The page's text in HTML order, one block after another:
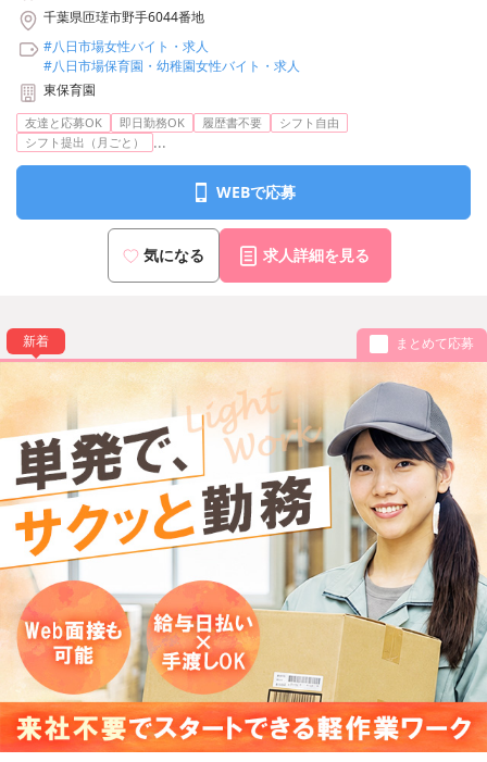
千葉県匝瑳市野手6044番地
#八日市場女性バイト・求人
#八日市場保育園・幼稚園女性バイト・求人
東保育園
友達と応募OK 即日勤務OK 履歴書不要
シフト自由
シフト提出（月ごと）
...
WEBで応募
気になる 求人詳細を見る
新着 まとめて応募